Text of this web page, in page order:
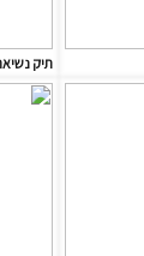
תיק נשיאה